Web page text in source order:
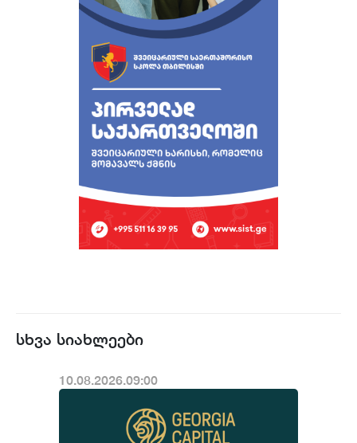
სხვა სიახლეები
10.08.2026.09:00